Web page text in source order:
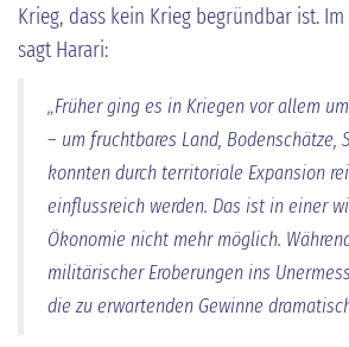
Krieg, dass kein Krieg begründbar ist. Im
sagt Harari:
„Früher ging es in Kriegen vor allem
– um fruchtbares Land, Bodenschätze,
konnten durch territoriale Expansion
einflussreich werden. Das ist in einer
Ökonomie nicht mehr möglich.
militärischer Eroberungen ins
die zu erwartenden Gewinne